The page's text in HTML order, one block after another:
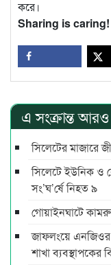
করে।
Sharing is caring!
এ সংক্রান্ত
সিলেটের মাজারে
সিলেটে ইউনিক ও
সং’ঘ’র্ষে নিহত ৯
গোয়াইনঘাটে
জাফলংয়ে
শাখা ব্যবস্থাপকের